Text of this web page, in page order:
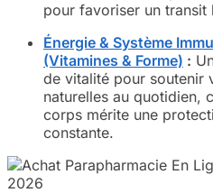
pour favoriser un transit
Énergie & Système
(Vitamines & Forme) :
de vitalité pour soutenir
naturelles au quotidien,
corps mérite une
constante.